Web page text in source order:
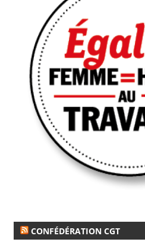
CONFÉDÉRATION CGT